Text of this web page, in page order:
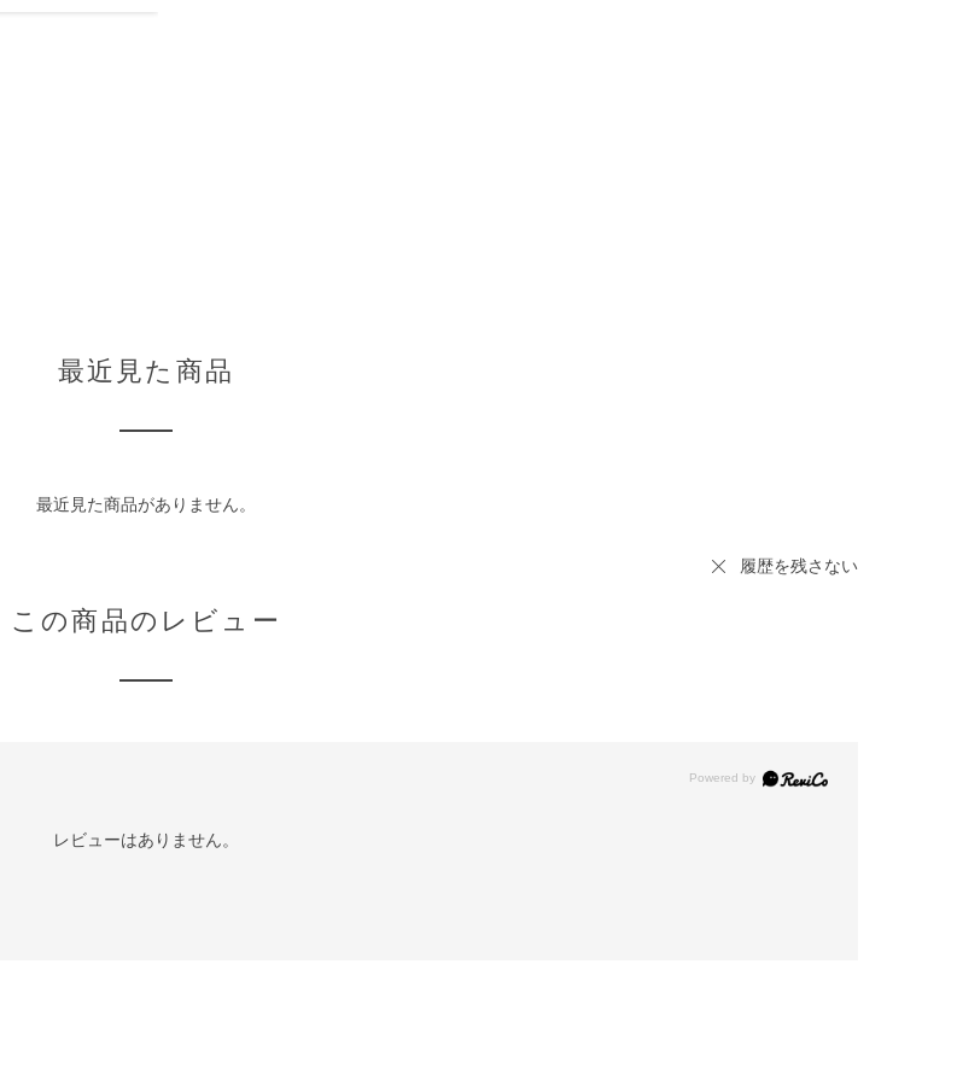
最近見た商品
最近見た商品がありません。
履歴を残さない
この商品のレビュー
レビューはありません。